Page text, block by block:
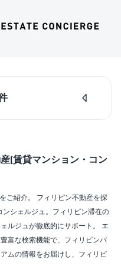
[賃貸マンション・コン
ご紹介。 フィリピン不動産を探
シェルジュ。フィリピン滞在の
ルジュが徹底的にサポート。 エ
富な検索機能で、フィリピンバ
ムの情報をお届けし、フィリピ